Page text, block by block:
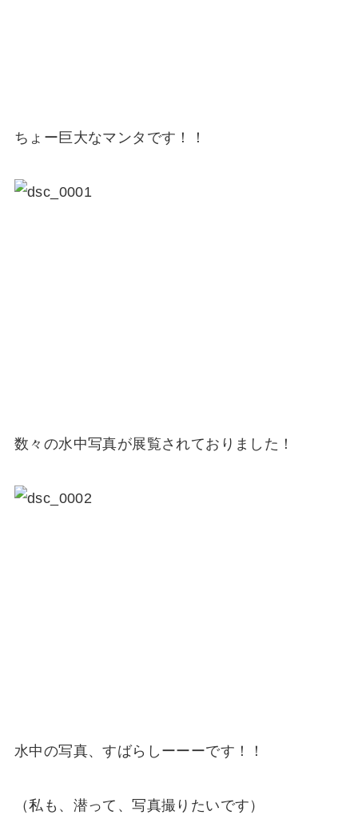
ちょー巨大なマンタです！！
数々の水中写真が展覧されておりました！
水中の写真、すばらしーーーです！！
（私も、潜って、写真撮りたいです）